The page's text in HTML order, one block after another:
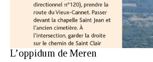
L’oppidum de Meren